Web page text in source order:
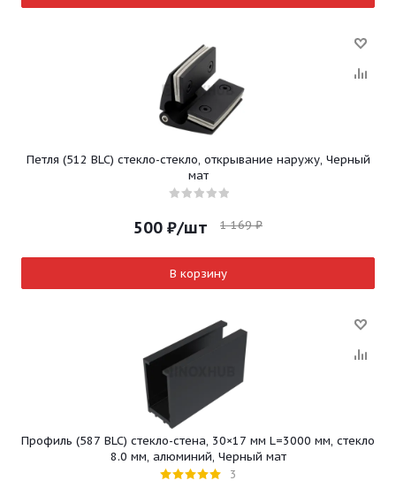
Петля (512 BLC) стекло-стекло, открывание наружу, Черный
мат
500 ₽/шт 1 169₽
В корзину
Профиль (587 BLC) стекло-стена, 30×17 мм L=3000 мм, стекло
8.0 мм, алюминий, Черный мат
3